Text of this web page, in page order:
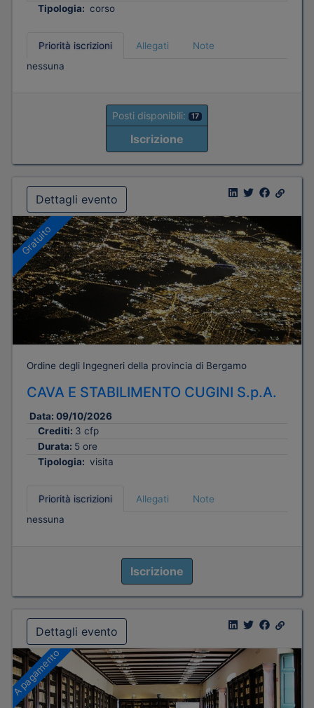
Tipologia: corso
Priorità iscrizioni Allegati
Note
nessuna
Posti disponibili: 17
Iscrizione
Dettagli evento
Gratuito
Ordine degli Ingegneri della provincia di Bergamo
CAVA E STABILIMENTO CUGINI S.p.A.
Data: 09/10/2026
Crediti: 3 cfp
Durata: 5 ore
Tipologia: visita
Priorità iscrizioni Allegati
Note
nessuna
Iscrizione
Dettagli evento
A pagamento